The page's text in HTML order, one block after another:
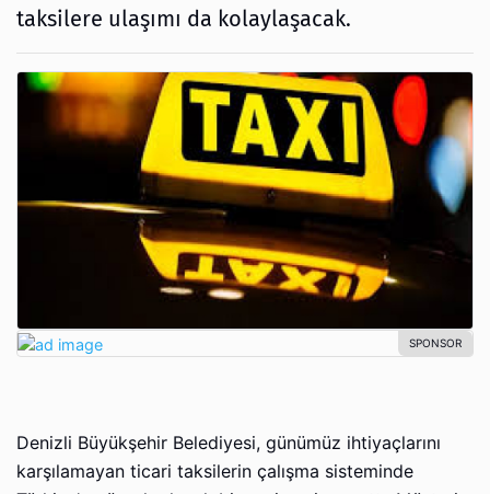
taksilere ulaşımı da kolaylaşacak.
Denizli Büyükşehir Belediyesi, günümüz ihtiyaçlarını
karşılamayan ticari taksilerin çalışma sisteminde